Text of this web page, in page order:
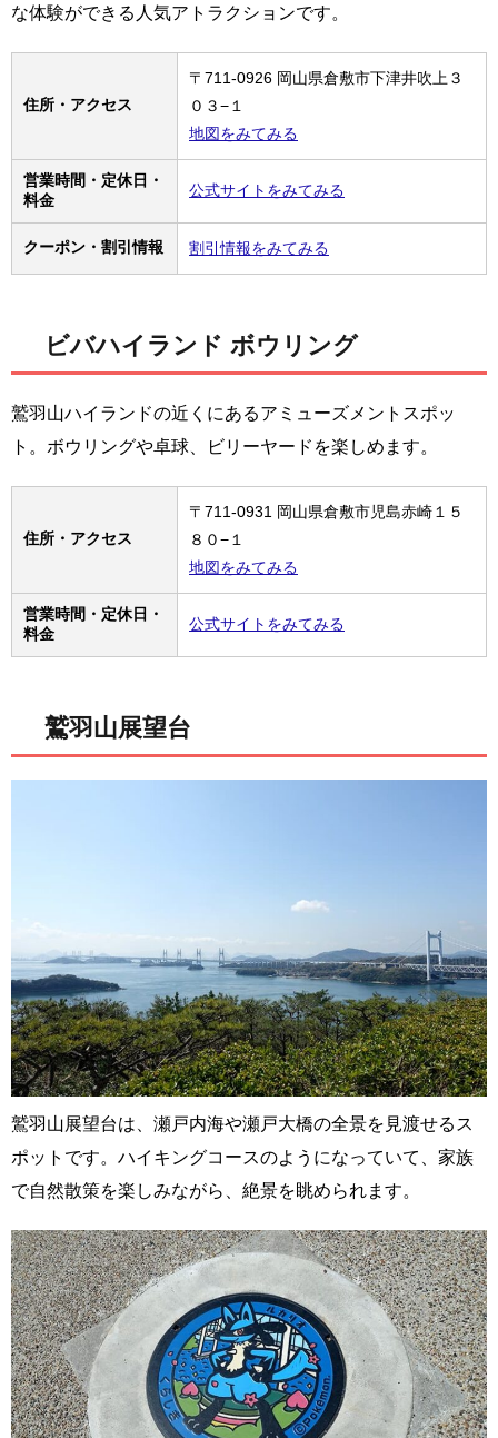
な体験ができる人気アトラクションです。
住所・アクセス
〒711-0926 岡山県倉敷市下津井吹上３
０３−１
地図をみてみる
営業時間・定休日・
料金
公式サイトをみてみる
クーポン・割引情報 割引情報をみてみる
ビバハイランド ボウリング
鷲羽山ハイランドの近くにあるアミューズメントスポッ
ト。ボウリングや卓球、ビリーヤードを楽しめます。
住所・アクセス
〒711-0931 岡山県倉敷市児島赤崎１５
８０−１
地図をみてみる
営業時間・定休日・
料金
公式サイトをみてみる
鷲羽山展望台
鷲羽山展望台は、瀬戸内海や瀬戸大橋の全景を見渡せるス
ポットです。ハイキングコースのようになっていて、家族
で自然散策を楽しみながら、絶景を眺められます。